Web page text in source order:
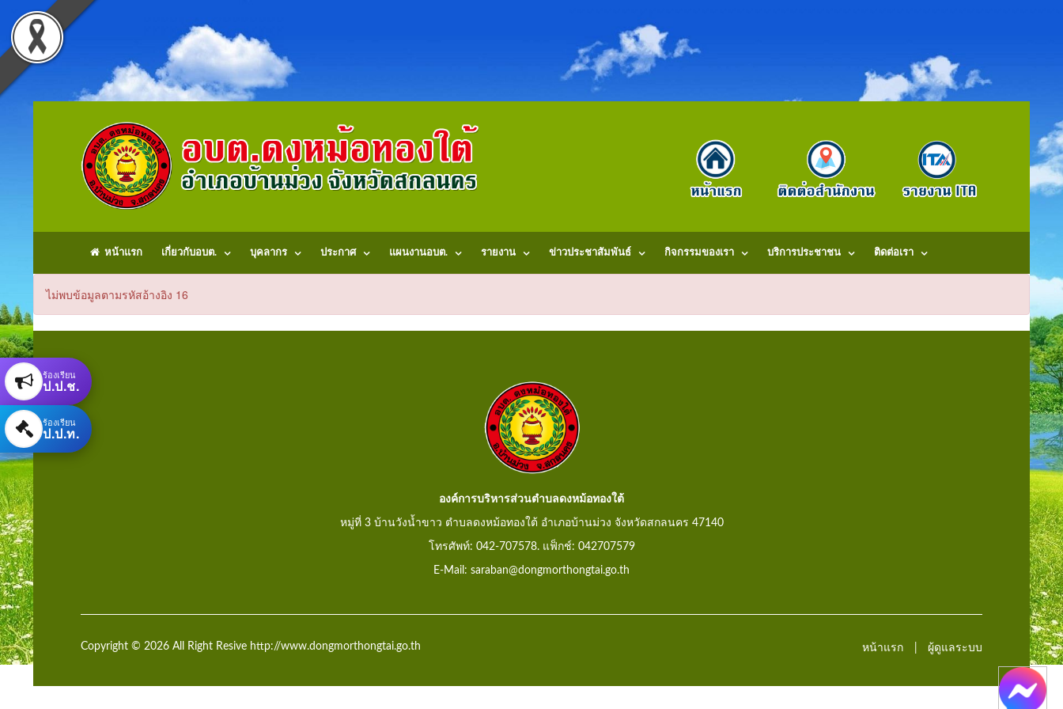
หน้าแรก เกี่ยวกับอบต. บุคลากร ประกาศ แผนงานอบต. รายงาน ข่าวประชาสัมพันธ์ กิจกรรมของเรา บริการประชาชน ติดต่อเรา
ไม่พบข้อมูลตามรหัสอ้างอิง 16
องค์การบริหารส่วนตำบลดงหม้อทองใต้
หมู่ที่ 3 บ้านวังน้ำขาว ตำบลดงหม้อทองใต้ อำเภอบ้านม่วง จังหวัดสกลนคร 47140
โทรศัพท์: 042-707578. แฟ็กช์: 042707579
E-Mail: saraban@dongmorthongtai.go.th
Copyright © 2026 All Right Resive http://www.dongmorthongtai.go.th หน้าแรก ผู้ดูแลระบบ
ร้องเรียน
ป.ป.ช.
ร้องเรียน
ป.ป.ท.